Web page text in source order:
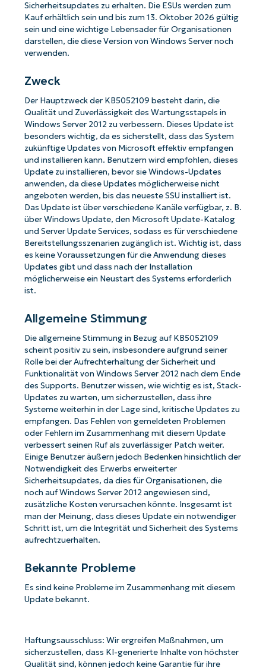
Sicherheitsupdates zu erhalten. Die ESUs werden zum
Kauf erhältlich sein und bis zum 13. Oktober 2026 gültig
sein und eine wichtige Lebensader für Organisationen
darstellen, die diese Version von Windows Server noch
verwenden.
Zweck
Der Hauptzweck der KB5052109 besteht darin, die
Qualität und Zuverlässigkeit des Wartungsstapels in
Windows Server 2012 zu verbessern. Dieses Update ist
besonders wichtig, da es sicherstellt, dass das System
zukünftige Updates von Microsoft effektiv empfangen
und installieren kann. Benutzern wird empfohlen, dieses
Update zu installieren, bevor sie Windows-Updates
anwenden, da diese Updates möglicherweise nicht
angeboten werden, bis das neueste SSU installiert ist.
Das Update ist über verschiedene Kanäle verfügbar, z. B.
über Windows Update, den Microsoft Update-Katalog
und Server Update Services, sodass es für verschiedene
Bereitstellungsszenarien zugänglich ist. Wichtig ist, dass
es keine Voraussetzungen für die Anwendung dieses
Updates gibt und dass nach der Installation
möglicherweise ein Neustart des Systems erforderlich
ist.
Allgemeine Stimmung
Die allgemeine Stimmung in Bezug auf KB5052109
scheint positiv zu sein, insbesondere aufgrund seiner
Rolle bei der Aufrechterhaltung der Sicherheit und
Funktionalität von Windows Server 2012 nach dem Ende
des Supports. Benutzer wissen, wie wichtig es ist, Stack-
Updates zu warten, um sicherzustellen, dass ihre
Systeme weiterhin in der Lage sind, kritische Updates zu
empfangen. Das Fehlen von gemeldeten Problemen
oder Fehlern im Zusammenhang mit diesem Update
verbessert seinen Ruf als zuverlässiger Patch weiter.
Einige Benutzer äußern jedoch Bedenken hinsichtlich der
Notwendigkeit des Erwerbs erweiterter
Sicherheitsupdates, da dies für Organisationen, die
noch auf Windows Server 2012 angewiesen sind,
zusätzliche Kosten verursachen könnte. Insgesamt ist
man der Meinung, dass dieses Update ein notwendiger
Schritt ist, um die Integrität und Sicherheit des Systems
aufrechtzuerhalten.
Bekannte Probleme
Es sind keine Probleme im Zusammenhang mit diesem
Update bekannt.
Haftungsausschluss: Wir ergreifen Maßnahmen, um
sicherzustellen, dass KI-generierte Inhalte von höchster
Qualität sind, können jedoch keine Garantie für ihre